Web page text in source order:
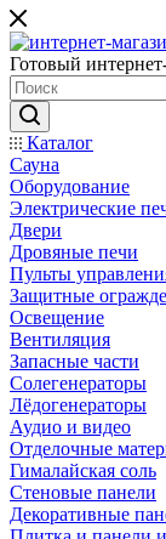
Готовый
Каталог
Сауна
Оборудование
Электрические
Двери
Дровяные печи
Пульты
Защитные
Освещение
Вентиляция
Запасные части
Солегенераторы
Лёдогенераторы
Аудио и видео
Отделочные
Гималайская соль
Стеновые панели
Декоративные